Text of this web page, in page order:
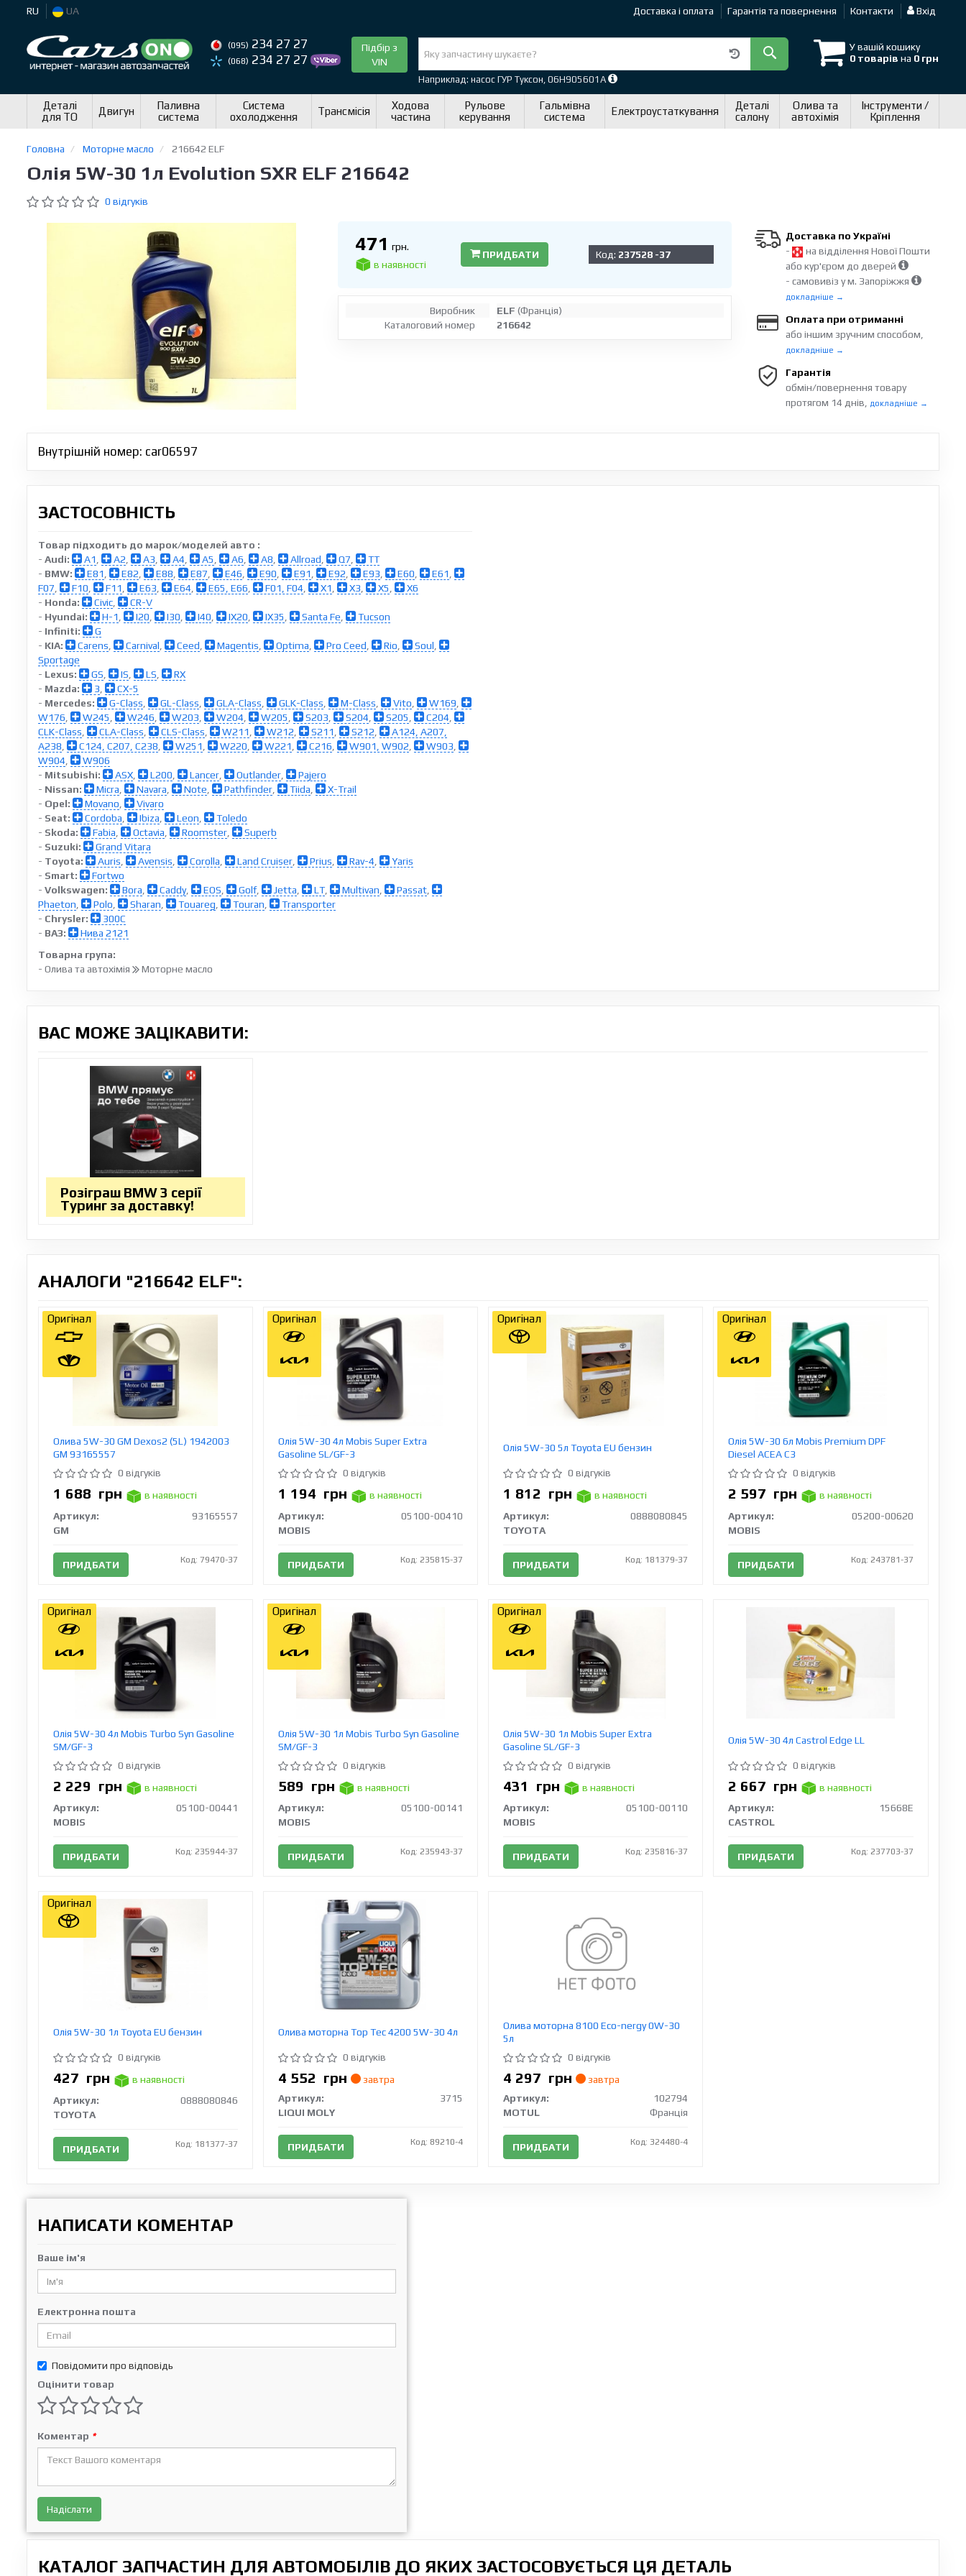
RU UA Доставка і оплата Гарантія та повернення Контакти Вхід
(095) 234 27 27
(068) 234 27 27
Підбір з
VIN
У вашій кошику
0 товарів на 0 грн
Наприклад: насос ГУР Туксон, 06H905601A
Деталі
для ТО
Двигун
Паливна
система
Система
охолодження
Трансмісія
Ходова
частина
Рульове
керування
Гальмівна
система
Електроустаткування
Деталі
салону
Олива та
автохімія
Інструменти /
Кріплення
Головна Моторне масло 216642 ELF
Олія 5W-30 1л Evolution SXR ELF 216642
0 відгуків
471 грн.
в наявності
ПРИДБАТИ Код: 237528 -37
Виробник ELF (Франція)
Каталоговий номер
216642
Доставка по Україні
-
на відділення Нової Пошти
або кур'єром до дверей
- самовивіз у м. Запоріжжя
докладніше →
Оплата при отриманні
або іншим зручним способом,
докладніше →
Гарантія
обмін/повернення товару
протягом 14 днів,
докладніше →
Внутрішній номер: car06597
ЗАСТОСОВНІСТЬ
Товар підходить до марок/моделей авто :
- Audi: A1 A2 A3 A4 A5 A6 A8 Allroad Q7
TT
- BMW: E81 E82 E88 E87 E46 E90 E91 E92 E93 E60 E61
F07
F10 F11 E63 E64 E65, E66 F01, F04 X1 X3 X5
X6
- Honda: Civic
CR-V
- Hyundai: H-1 I20 I30 I40 IX20 IX35 Santa Fe
Tucson
- Infiniti:
G
- KIA: Carens Carnival Ceed Magentis Optima Pro Ceed Rio Soul
Sportage
- Lexus: GS IS LS
RX
- Mazda: 3
CX-5
- Mercedes: G-Class GL-Class GLA-Class GLK-Class M-Class Vito W169
W176
W245 W246 W203 W204 W205 S203 S204 S205 C204
CLK-Class
CLA-Class CLS-Class W211 W212 S211 S212
A124, A207,
A238
C124, C207, C238 W251 W220 W221 C216 W901, W902 W903
W904
W906
- Mitsubishi: ASX L200 Lancer Outlander
Pajero
- Nissan: Micra Navara Note Pathfinder Tiida
X-Trail
- Opel: Movano
Vivaro
- Seat: Cordoba Ibiza Leon
Toledo
- Skoda: Fabia Octavia Roomster
Superb
- Suzuki:
Grand Vitara
- Toyota: Auris Avensis Corolla Land Cruiser Prius Rav-4
Yaris
- Smart:
Fortwo
- Volkswagen: Bora Caddy, EOS Golf, Jetta LT, Multivan Passat
Phaeton
Polo Sharan Touareg Touran
Transporter
- Chrysler:
300C
- ВАЗ:
Нива 2121
Товарна група:
- Олива та автохімія
Моторне масло
ВАС МОЖЕ ЗАЦІКАВИТИ:
Розіграш BMW 3 серії
Туринг за доставку!
АНАЛОГИ "216642 ELF":
Олива 5W-30 GM Dexos2 (5L) 1942003
GM 93165557
0 відгуків
1 688 грн
в наявності
Артикул:
93165557
GM
ПРИДБАТИ Код: 79470-37
Оригінал
Олія 5W-30 4л Mobis Super Extra
Gasoline SL/GF-3
0 відгуків
1 194 грн
в наявності
Артикул:
05100-00410
MOBIS
ПРИДБАТИ Код: 235815-37
Оригінал
Олія 5W-30 5л Toyota EU бензин
0 відгуків
1 812 грн
в наявності
Артикул:
0888080845
TOYOTA
ПРИДБАТИ Код: 181379-37
Оригінал
Олія 5W-30 6л Mobis Premium DPF
Diesel ACEA C3
0 відгуків
2 597 грн
в наявності
Артикул:
05200-00620
MOBIS
ПРИДБАТИ Код: 243781-37
Оригінал
Олія 5W-30 4л Mobis Turbo Syn Gasoline
SM/GF-3
0 відгуків
2 229 грн
в наявності
Артикул:
05100-00441
MOBIS
ПРИДБАТИ Код: 235944-37
Оригінал
Олія 5W-30 1л Mobis Turbo Syn Gasoline
SM/GF-3
0 відгуків
589 грн
в наявності
Артикул:
05100-00141
MOBIS
ПРИДБАТИ Код: 235943-37
Оригінал
Олія 5W-30 1л Mobis Super Extra
Gasoline SL/GF-3
0 відгуків
431 грн
в наявності
Артикул:
05100-00110
MOBIS
ПРИДБАТИ Код: 235816-37
Оригінал
Олія 5W-30 4л Castrol Edge LL
0 відгуків
2 667 грн
в наявності
Артикул:
15668E
CASTROL
ПРИДБАТИ Код: 237703-37
Олія 5W-30 1л Toyota EU бензин
0 відгуків
427 грн
в наявності
Артикул:
0888080846
TOYOTA
ПРИДБАТИ Код: 181377-37
Оригінал
Олива моторна Top Tec 4200 5W-30 4л
0 відгуків
4 552 грн
завтра
Артикул:
3715
LIQUI MOLY
ПРИДБАТИ Код: 89210-4
Олива моторна 8100 Eco-nergy 0W-30
5л
0 відгуків
4 297 грн
завтра
Артикул:
102794
MOTUL
Франція
ПРИДБАТИ Код: 324480-4
НАПИСАТИ КОМЕНТАР
Ваше ім'я
Електронна пошта
Повідомити про відповідь
Оцінити товар
Коментар *
Надіслати
КАТАЛОГ ЗАПЧАСТИН ДЛЯ АВТОМОБІЛІВ ДО ЯКИХ ЗАСТОСОВУЄТЬСЯ ЦЯ ДЕТАЛЬ